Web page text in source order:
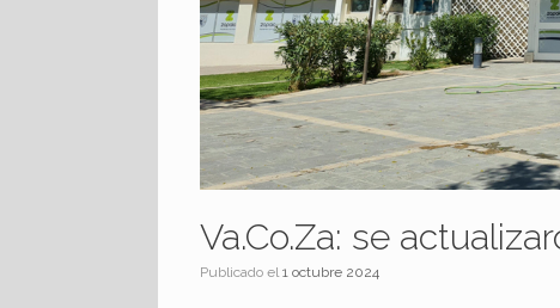
Va.Co.Za: se
Publicado el1 octubre 2024